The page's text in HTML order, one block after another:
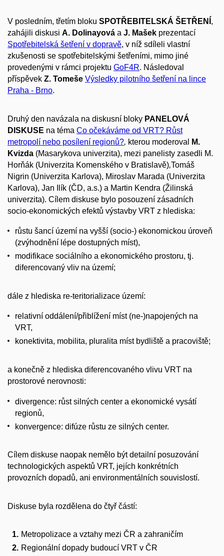
V posledním, třetím bloku SPOTŘEBITELSKÁ ŠETŘENÍ ,
zahájili diskusi A. Dolinayová a J. Mašek prezentací
Spotřebitelská šetření v dopravě, v níž sdíleli vlastní
zkušenosti se spotřebitelskými šetřeními, mimo jiné
provedenými v rámci projektu GoF4R. Následoval
příspěvek Z. Tomeše Výsledky pilotního šetření na lince
Praha - Brno.
Druhý den navázala na diskusní bloky PANELOVÁ
DISKUSE na téma Co očekáváme od VRT? Růst
metropolí nebo posílení regionů?, kterou moderoval
M.
Kvizda (Masarykova univerzita), mezi panelisty zasedli M.
Horňák (Univerzita Komenského v Bratislavě),Tomáš
Nigrin (Univerzita Karlova), Miroslav Marada (Univerzita
Karlova), Jan Ilík (ČD, a.s.) a Martin Kendra (Žilinská
univerzita). Cílem diskuse bylo posouzení zásadních
socio-ekonomických efektů výstavby VRT z hlediska:
růstu šancí území na vyšší (socio-) ekonomickou úroveň
(zvýhodnění lépe dostupných míst),
modifikace sociálního a ekonomického prostoru, tj.
diferencovaný vliv na území;
dále z hlediska re-teritorializace území:
relativní oddálení/přiblížení míst (ne-)napojených na
VRT,
konektivita, mobilita, pluralita míst bydliště a pracoviště;
a konečně z hlediska diferencovaného vlivu VRT na
prostorové nerovnosti:
divergence: růst silných center a ekonomické vysátí
regionů,
konvergence: difúze růstu ze silných center.
Cílem diskuse naopak nemělo být detailní posuzování
technologických aspektů VRT, jejích konkrétních
provozních dopadů, ani environmentálních souvislostí.
Diskuse byla rozdělena do čtyř částí:
Metropolizace a vztahy mezi ČR a zahraničím
Regionální dopady budoucí VRT v ČR